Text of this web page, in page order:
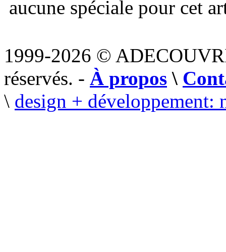
aucune spéciale pour cet
1999-2026 ©
réservés. - À propos \
\ design + développement: